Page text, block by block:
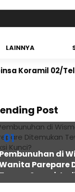
LAINNYA
02/Tellu
Post
01
Pembunuhan di
Parepare
Tewas, Suami